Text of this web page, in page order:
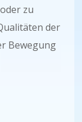
zu
der
Bewegung